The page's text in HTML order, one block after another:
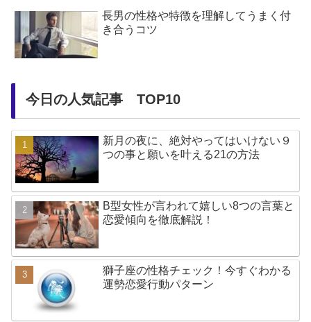
長男の性格や特徴を理解してうまく付
き合うコツ
今日の人気記事 TOP10
新月の夜に、絶対やってはいけない９
つの事と願いを叶える21の方法
B型女性が言われて嬉しい8つの言葉と
恋愛傾向を徹底解説！
獅子座の性格チェック！今すぐわかる
運勢恋愛行動パターン